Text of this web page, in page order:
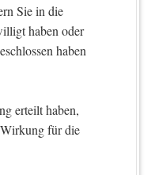
Sie in die
haben oder
haben
erteilt haben,
für die